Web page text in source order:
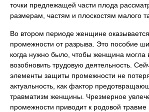
точки предлежащей части плода
размерам, частям и плоскостям малого
Во втором периоде женщине
промежности от разрыва. Это пособие
когда нужно было, чтобы женщина могла
возобновить трудовую деятельность.
элементы защиты промежности не
актуальность, как фактор
травматизм женщины. Чрезмерное
промежности приводит к родовой травме